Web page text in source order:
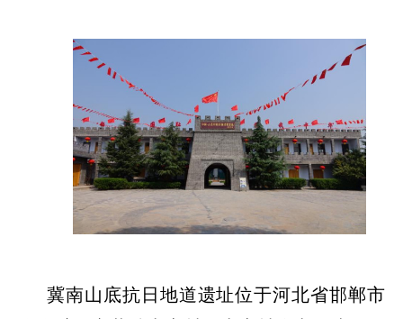
冀南山底抗日地道遗址位于河北省邯郸市